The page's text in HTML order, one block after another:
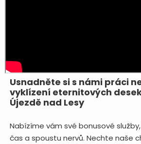
Usnadněte si s námi práci
vyklízení eternitových desek
Újezdě nad Lesy
Nabízíme vám své bonusové
čas a spoustu nervů. Nechte naše